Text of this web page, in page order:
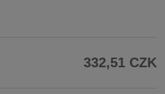
332,51 CZK